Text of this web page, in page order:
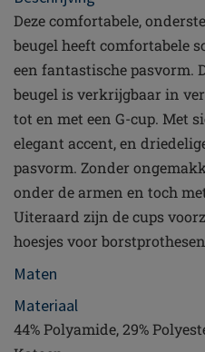
Deze comfortabele,
beugel heeft comfortabele
een fantastische pasvorm.
beugel is verkrijgbaar in
tot en met een G-cup. Met
elegant accent, en
pasvorm. Zonder
onder de armen en toch
Uiteraard zijn de cups
hoesjes voor
Maten
Materiaal
44% Polyamide, 29%